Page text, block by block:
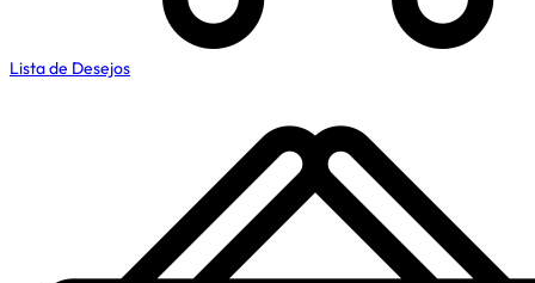
Lista de Desejos